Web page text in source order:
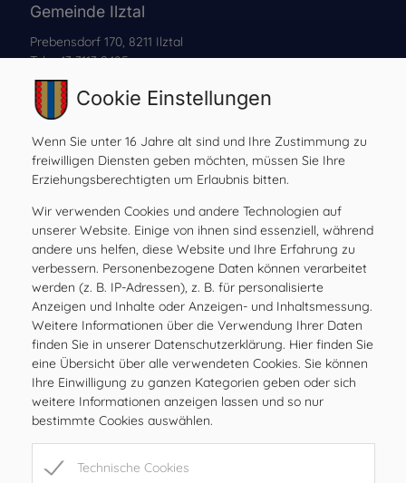
Gemeinde Ilztal
Prebensdorf 170, 8211 Ilztal
Tel:+43 3113 2485
Mail:gde@ilztal.gv.at
Gemeindekennziffer: 61762 , UID: ATU 69185204
Amtsstunden
MO
08.00 – 12.00 Uhr
08.00 – 12.00 Uhr
MI
08.00 – 12.00 Uhr
DO
08.00 – 12.00 Uhr
FR
08.00 – 12.00, 15.00 – 17.00 Uhr
SA
geschlossen
SO
geschlossen
Öffnungszeiten
MO
08.00 – 12.00 Uhr
08.00 – 12.00 Uhr
Cookie Einstellungen
Wenn Sie unter 16 Jahre alt sind und Ihre Zustimmung zu
freiwilligen Diensten geben möchten, müssen Sie Ihre
Erziehungsberechtigten um Erlaubnis bitten.
Wir verwenden Cookies und andere Technologien auf
unserer Website. Einige von ihnen sind essenziell, während
andere uns helfen, diese Website und Ihre Erfahrung zu
verbessern. Personenbezogene Daten können verarbeitet
werden (z. B. IP-Adressen), z. B. für personalisierte
Anzeigen und Inhalte oder Anzeigen- und Inhaltsmessung.
Weitere Informationen über die Verwendung Ihrer Daten
finden Sie in unserer Datenschutzerklärung. Hier finden Sie
eine Übersicht über alle verwendeten Cookies. Sie können
Ihre Einwilligung zu ganzen Kategorien geben oder sich
weitere Informationen anzeigen lassen und so nur
bestimmte Cookies auswählen.
Technische Cookies